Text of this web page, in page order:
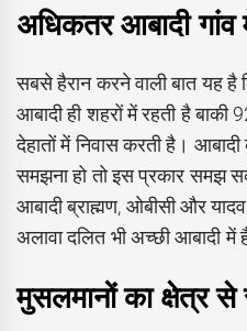
अधिकतर आबादी गांव
सबसे हैरान करने वाली बात यह
आबादी ही शहरों में रहती है
देहातों में निवास करती है।
समझना हो तो इस प्रकार समझ
आबादी ब्राह्मण, ओबीसी और
अलावा दलित भी अच्छी आबादी में
मुसलमानों का क्षेत्र